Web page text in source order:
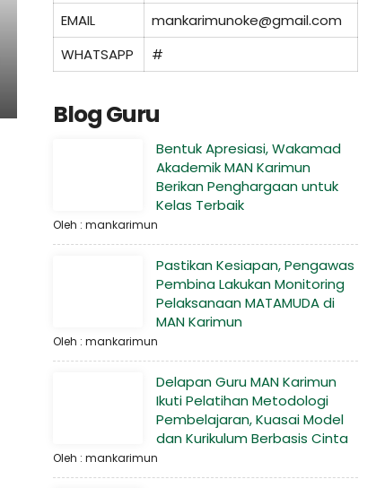
EMAIL
mankarimunoke@gmail.com
WHATSAPP
#
Blog Guru
Bentuk Apresiasi, Wakamad
Akademik MAN Karimun
Berikan Penghargaan untuk
Kelas Terbaik
Oleh : mankarimun
Pastikan Kesiapan, Pengawas
Pembina Lakukan Monitoring
Pelaksanaan MATAMUDA di
MAN Karimun
Oleh : mankarimun
Delapan Guru MAN Karimun
Ikuti Pelatihan Metodologi
Pembelajaran, Kuasai Model
dan Kurikulum Berbasis Cinta
Oleh : mankarimun